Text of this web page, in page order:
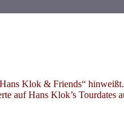
Klok & Friends“
auf Hans Klok’s Tourdates